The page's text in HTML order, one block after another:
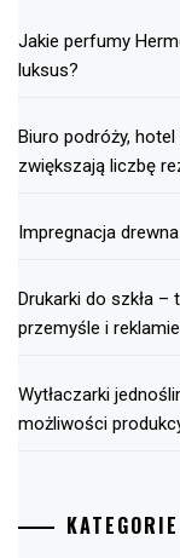
Jakie perfumy
luksus?
Biuro podróży,
zwiększają liczbę
Impregnacja
Drukarki do szkła
przemyśle i reklamie
Wytłaczarki
możliwości
KATEGORIE